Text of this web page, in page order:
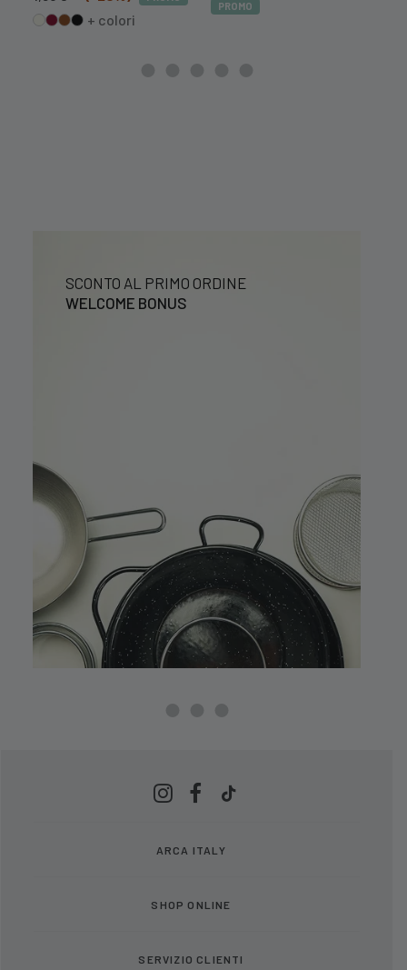
prezzo
originale
prezzo
attuale
+ colori
PROMO
SCONTO AL PRIMO ORDINE
WELCOME BONUS
ARCA ITALY
SHOP ONLINE
SERVIZIO CLIENTI